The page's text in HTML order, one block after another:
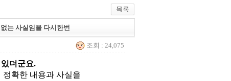
는 사실임을 다시한번
조회 : 24,075
더군요.
확한 내용과 사실을